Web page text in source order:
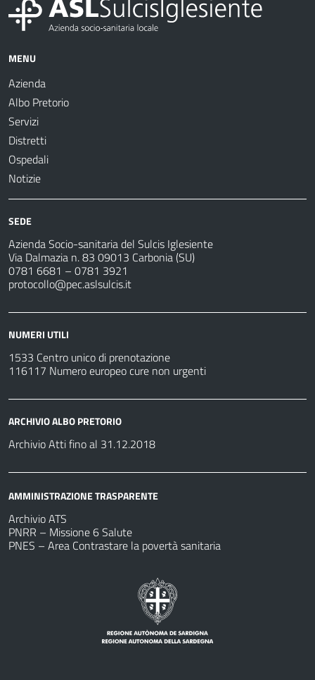
MENU
Azienda
Albo Pretorio
Servizi
Distretti
Ospedali
Notizie
SEDE
Azienda Socio-sanitaria del Sulcis Iglesiente
Via Dalmazia n. 83 09013 Carbonia (SU)
0781 6681 – 0781 3921
protocollo@pec.aslsulcis.it
NUMERI UTILI
1533 Centro unico di prenotazione
116117 Numero europeo cure non urgenti
ARCHIVIO ALBO PRETORIO
Archivio Atti fino al 31.12.2018
AMMINISTRAZIONE TRASPARENTE
Archivio ATS
PNRR – Missione 6 Salute
PNES – Area Contrastare la povertà sanitaria